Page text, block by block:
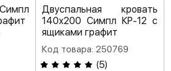
Двуспальная кровать
140х200 Симпл КР-12 с
ящиками графит
Код товара: 250769
(5)